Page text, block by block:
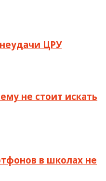
ЦРУ
не стоит искать
в школах не